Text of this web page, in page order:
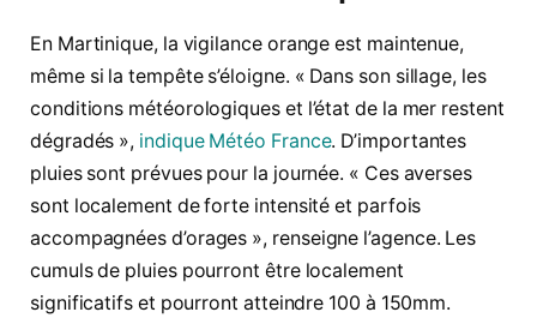
En Martinique, la vigilance orange est maintenue,
même si la tempête s’éloigne. « Dans son sillage, les
conditions météorologiques et l’état de la mer restent
dégradés », indique Météo France. D’importantes
pluies sont prévues pour la journée. « Ces averses
sont localement de forte intensité et parfois
accompagnées d’orages », renseigne l’agence. Les
cumuls de pluies pourront être localement
significatifs et pourront atteindre 100 à 150mm.